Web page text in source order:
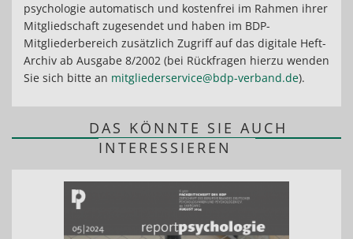
psychologie automatisch und kostenfrei im Rahmen ihrer
Mitgliedschaft zugesendet und haben im BDP-
Mitgliederbereich zusätzlich Zugriff auf das digitale Heft-
Archiv ab Ausgabe 8/2002 (bei Rückfragen hierzu wenden
Sie sich bitte an mitgliederservice@bdp-verband.de).
DAS KÖNNTE SIE AUCH
INTERESSIEREN